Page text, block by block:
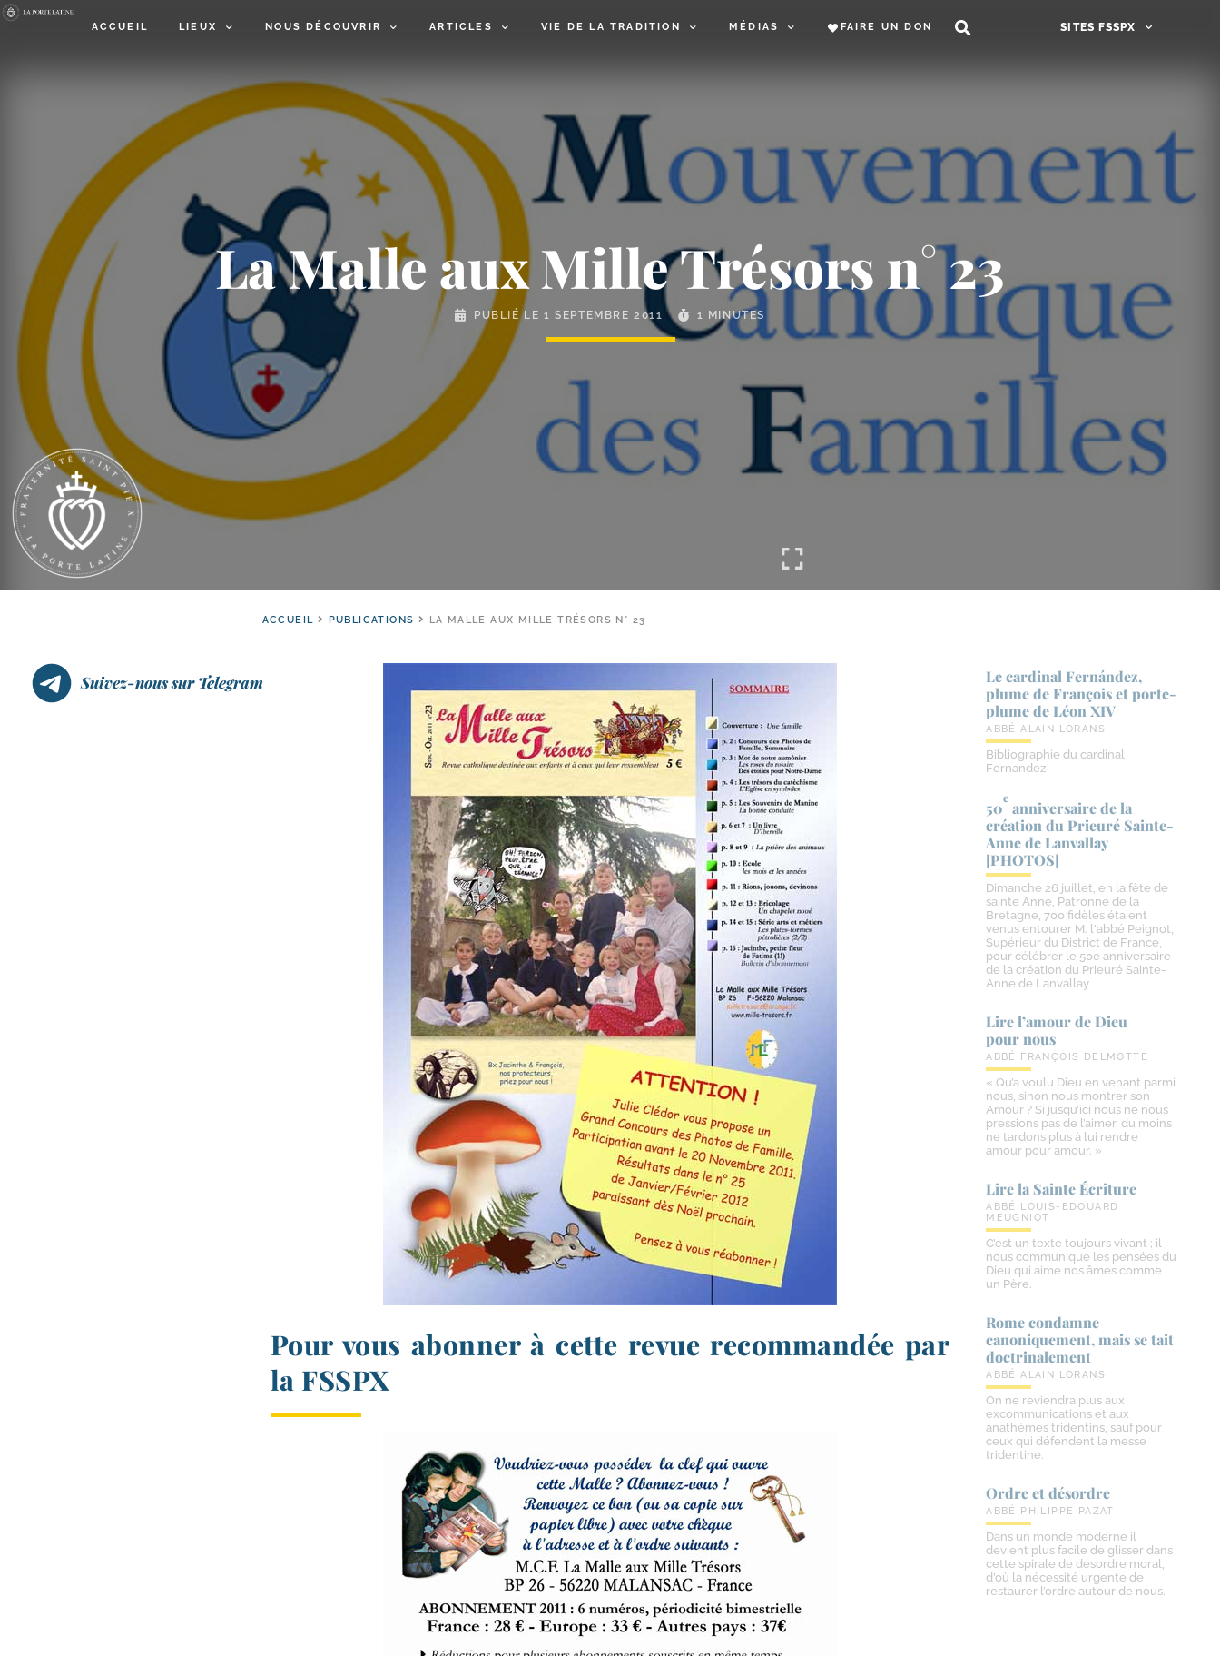
ACCUEIL LIEUX NOUS DÉCOUVRIR ARTICLES VIE DE LA TRADITION MÉDIAS FAIRE UN DON SITES FSSPX
La Malle aux Mille Trésors n° 23
PUBLIÉ LE 1 SEPTEMBRE 2011 1 MINUTES
ACCUEIL PUBLICATIONS LA MALLE AUX MILLE TRÉSORS N° 23
Suivez-nous sur Telegram
Pour vous abonner à cette revue recommandée par
la FSSPX
Le cardinal Fernández,
plume de François et porte-​
plume de Léon XIV
ABBÉ ALAIN LORANS
Bibliographie du cardinal
Fernandez
50
e
anniversaire de la
création du Prieuré Sainte-​
Anne de Lanvallay
[PHOTOS]
Dimanche 26 juillet, en la fête de
sainte Anne, Patronne de la
Bretagne, 700 fidèles étaient
venus entourer M. l'abbé Peignot,
Supérieur du District de France,
pour célébrer le 50e anniversaire
de la création du Prieuré Sainte-
Anne de Lanvallay
Lire l’amour de Dieu
pour nous
ABBÉ FRANÇOIS DELMOTTE
« Qu’a voulu Dieu en venant parmi
nous, sinon nous montrer son
Amour ? Si jusqu’ici nous ne nous
pressions pas de l’aimer, du moins
ne tardons plus à lui rendre
amour pour amour. »
Lire la Sainte Écriture
ABBÉ LOUIS-EDOUARD
MEUGNIOT
C’est un texte toujours vivant ; il
nous communique les pensées du
Dieu qui aime nos âmes comme
un Père.
Rome condamne
canoniquement, mais se tait
doctrinalement
ABBÉ ALAIN LORANS
On ne reviendra plus aux
excommunications et aux
anathèmes tridentins, sauf pour
ceux qui défendent la messe
tridentine.
Ordre et désordre
ABBÉ PHILIPPE PAZAT
Dans un monde moderne il
devient plus facile de glisser dans
cette spirale de désordre moral,
d’où la nécessité urgente de
restaurer l’ordre autour de nous.